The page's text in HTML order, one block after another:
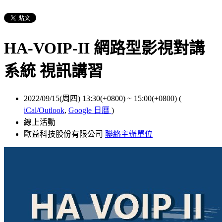
HA-VOIP-II 網路型影視對講
系統 視訊講習
2022/09/15(周四) 13:30(+0800) ~ 15:00(+0800) (
iCal/Outlook, Google 日曆 )
線上活動
歐益科技股份有限公司 聯絡主辦單位